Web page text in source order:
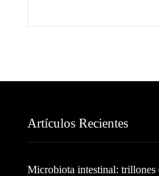
Artículos Recientes
Microbiota intestinal: trillones